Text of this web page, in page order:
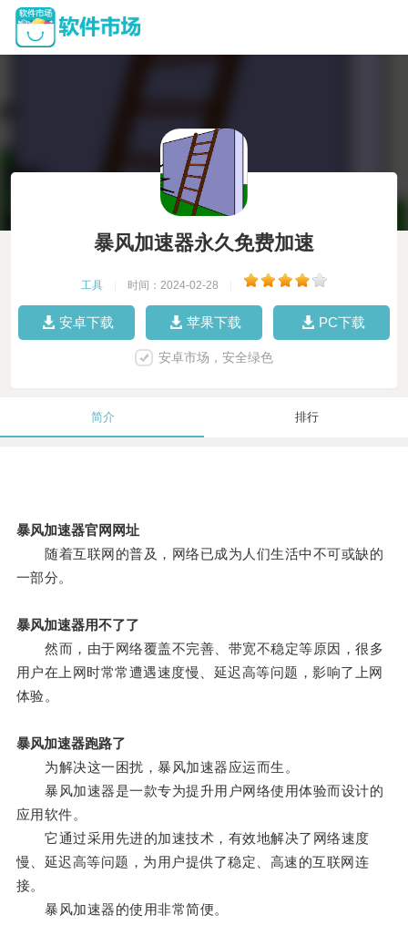
暴风加速器永久免费加速
工具 时间：2024-02-28
安卓下载 苹果下载 PC下载
安卓市场，安全绿色
简介 排行
暴风加速器官网网址
随着互联网的普及，网络已成为人们生活中不可或缺的
一部分。
暴风加速器用不了了
然而，由于网络覆盖不完善、带宽不稳定等原因，很多
用户在上网时常常遭遇速度慢、延迟高等问题，影响了上网
体验。
暴风加速器跑路了
为解决这一困扰，暴风加速器应运而生。
暴风加速器是一款专为提升用户网络使用体验而设计的
应用软件。
它通过采用先进的加速技术，有效地解决了网络速度
慢、延迟高等问题，为用户提供了稳定、高速的互联网连
接。
暴风加速器的使用非常简便。